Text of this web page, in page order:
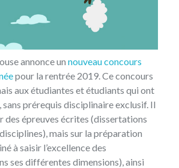
annonce un nouveau concours
pour la rentrée 2019. Ce concours
aux étudiantes et étudiants qui ont
sans prérequis disciplinaire exclusif. Il
des épreuves écrites (dissertations
mais sur la préparation
à saisir l’excellence des
ses différentes dimensions), ainsi